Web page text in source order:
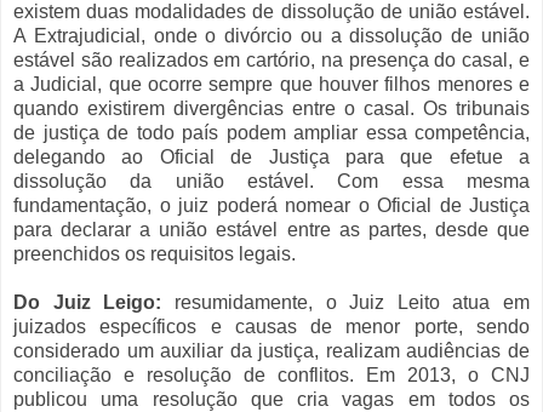
existem duas modalidades de dissolução de união estável.
A Extrajudicial, onde o divórcio ou a dissolução de união
estável são realizados em cartório, na presença do casal, e
a Judicial, que ocorre sempre que houver filhos menores e
quando existirem divergências entre o casal. Os tribunais
de justiça de todo país podem ampliar essa competência,
delegando ao Oficial de Justiça para que efetue a
dissolução da união estável. Com essa mesma
fundamentação, o juiz poderá nomear o Oficial de Justiça
para declarar a união estável entre as partes, desde que
preenchidos os requisitos legais.
Do Juiz Leigo: resumidamente, o Juiz Leito atua em
juizados específicos e causas de menor porte, sendo
considerado um auxiliar da justiça, realizam audiências de
conciliação e resolução de conflitos. Em 2013, o CNJ
publicou uma resolução que cria vagas em todos os